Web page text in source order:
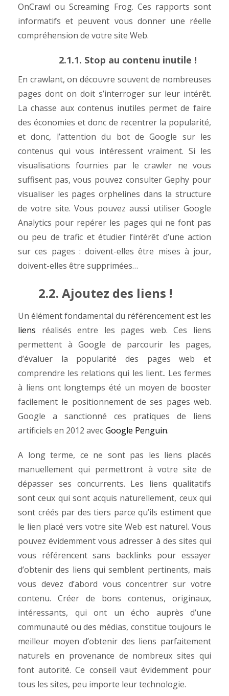
OnCrawl ou Screaming Frog. Ces rapports sont
informatifs et peuvent vous donner une réelle
compréhension de votre site Web.
2.1.1. Stop au contenu inutile !
En crawlant, on découvre souvent de nombreuses
pages dont on doit s’interroger sur leur intérêt.
La chasse aux contenus inutiles permet de faire
des économies et donc de recentrer la popularité,
et donc, l’attention du bot de Google sur les
contenus qui vous intéressent vraiment. Si les
visualisations fournies par le crawler ne vous
suffisent pas, vous pouvez consulterGephy pour
visualiser les pages orphelines dans la structure
de votre site. Vous pouvez aussi utiliser Google
Analytics pour repérer les pages qui ne font pas
ou peu de trafic et étudier l’intérêt d’une action
sur ces pages : doivent-elles être mises à jour,
doivent-elles être supprimées…
2.2. Ajoutez des liens !
Un élément fondamental du référencement est les
liens réalisés entre les pages web. Ces liens
permettent à Google de parcourir les pages,
d’évaluer la popularité des pages web et
comprendre les relations qui les lient.. Les fermes
à liens ont longtemps été un moyen de booster
facilement le positionnement de ses pages web.
Google a sanctionné ces pratiques de liens
artificiels en 2012 avecGoogle Penguin.
A long terme, ce ne sont pas les liens placés
manuellement qui permettront à votre site de
dépasser ses concurrents. Les liens qualitatifs
sont ceux qui sont acquis naturellement, ceux qui
sont créés par des tiers parce qu’ils estiment que
le lien placé vers votre site Web est naturel. Vous
pouvez évidemment vous adresser à des sites qui
vous référencent sans backlinks pour essayer
d’obtenir des liens qui semblent pertinents, mais
vous devez d’abord vous concentrer sur votre
contenu. Créer de bons contenus, originaux,
intéressants, qui ont un écho auprès d’une
communauté ou des médias, constitue toujours le
meilleur moyen d’obtenir des liens parfaitement
naturels en provenance de nombreux sites qui
font autorité. Ce conseil vaut évidemment pour
tous les sites, peu importe leur technologie.